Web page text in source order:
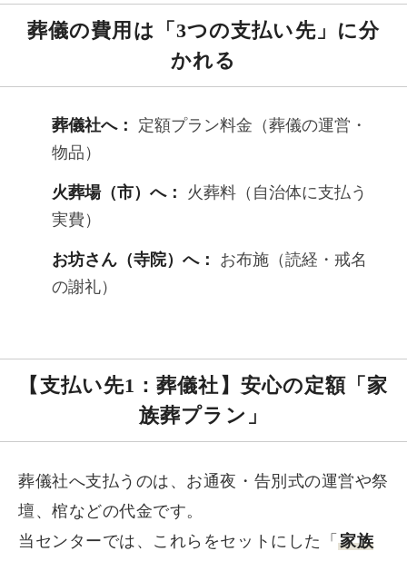
葬儀の費用は「3つの支払い先」に分
かれる
葬儀社へ：
定額プラン料金（葬儀の運営・
物品）
火葬場（市）へ：
火葬料（自治体に支払う
実費）
お坊さん（寺院）へ：
お布施（読経・戒名
の謝礼）
【支払い先1：葬儀社】安心の定額「家
族葬プラン」
葬儀社へ支払うのは、お通夜・告別式の運営や祭
壇、棺などの代金です。
当センターでは、これらをセットにした「家族